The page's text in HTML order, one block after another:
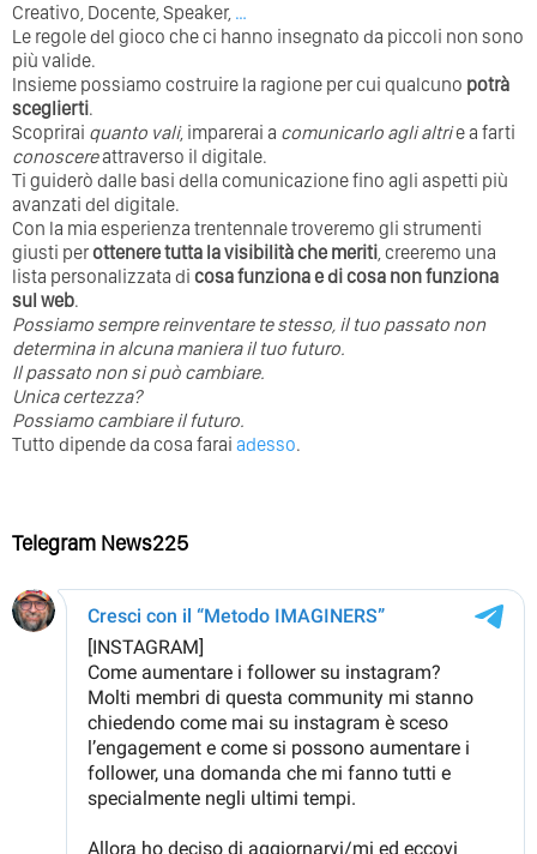
Creativo, Docente, Speaker, …
Le regole del gioco che ci hanno insegnato da piccoli non sono
più valide.
Insieme possiamo costruire la ragione per cui qualcuno potrà
sceglierti.
Scoprirai quanto vali, imparerai a comunicarlo agli altrie a farti
conoscereattraverso il digitale.
Ti guiderò dalle basi della comunicazione fino agli aspetti più
avanzati del digitale.
Con la mia esperienza trentennale troveremo gli strumenti
giusti perottenere tutta la visibilità che meriti, creeremo una
lista personalizzata di cosa funziona e di cosa non funziona
sul web.
Possiamo sempre reinventare te stesso, il tuo passato non
determina in alcuna maniera il tuo futuro. ⁣
⁣Il passato non si può cambiare.
Unica certezza?
Possiamo cambiare il futuro.
Tutto dipende da cosa farai adesso.
Telegram News225